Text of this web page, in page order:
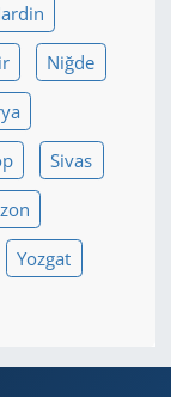
Niğde
Sivas
Yozgat